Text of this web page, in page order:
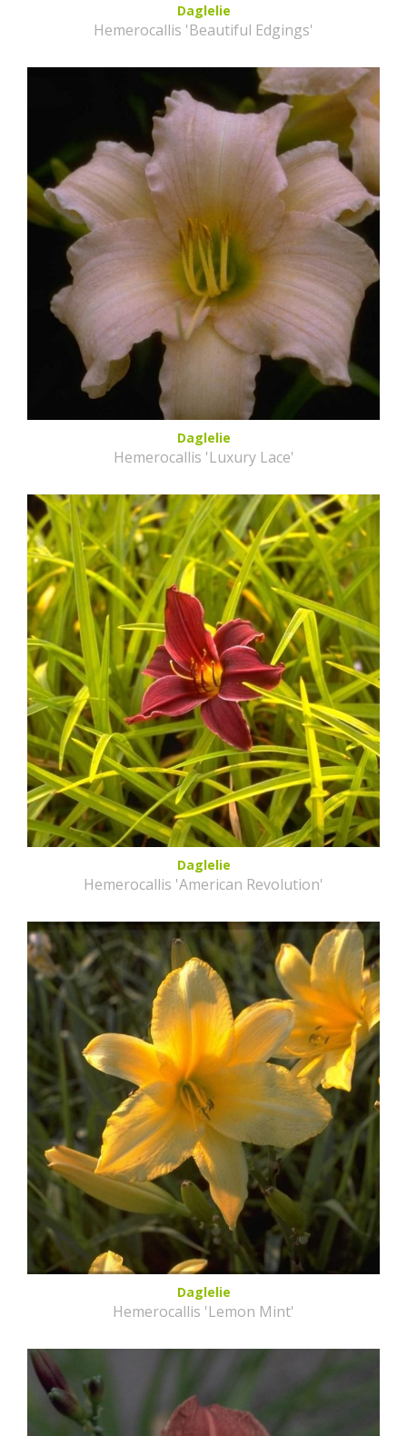
Daglelie
Hemerocallis 'Beautiful Edgings'
Daglelie
Hemerocallis 'Luxury Lace'
Daglelie
Hemerocallis 'American Revolution'
Daglelie
Hemerocallis 'Lemon Mint'